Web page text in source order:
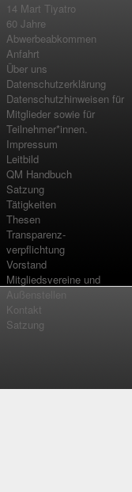
14 Mart Tiyatro
60 Jahre
Abwerbeabkommen
Anfahrt
Über uns
Datenschutzerklärung
Datenschutzhinweisen für
Mitglieder sowie für
Teilnehmer*innen.
Impressum
Leitbild
QM Handbuch
Satzung
Tätigkeiten
Thesen
Transparenz-
verpflichtung
Vorstand
Mitgliedsvereine und
Außenstellen
Kontakt
Satzung